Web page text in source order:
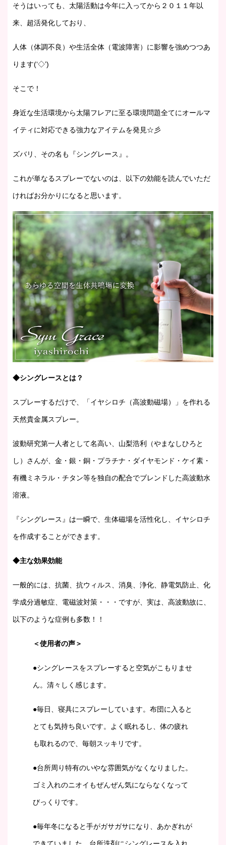
そうはいっても、太陽活動は今年に入ってから２０１１年以
来、超活発化しており、
人体（体調不良）や生活全体（電波障害）に影響を強めつつあ
ります(‘◇’)ゞ
そこで！
身近な生活環境から太陽フレアに至る環境問題全てにオールマ
イティに対応できる強力なアイテムを発見☆彡
ズバリ、その名も『シングレース』。
これが単なるスプレーでないのは、以下の効能を読んでいただ
ければお分かりになると思います。
◆シングレースとは？
スプレーするだけで、「イヤシロチ（高波動磁場）」を作れる
天然貴金属スプレー。
波動研究第一人者として名高い、山梨浩利（やまなしひろと
し）さんが、金・銀・銅・プラチナ・ダイヤモンド・ケイ素・
有機ミネラル・チタン等を独自の配合でブレンドした高波動水
溶液。
『シングレース』は一瞬で、生体磁場を活性化し、イヤシロチ
を作成することができます。
◆主な効果効能
一般的には、抗菌、抗ウィルス、消臭、浄化、静電気防止、化
学成分過敏症、電磁波対策・・・ですが、実は、高波動故に、
以下のような症例も多数！！
＜使用者の声＞
●シングレースをスプレーすると空気がこもりませ
ん。清々しく感じます。
●毎日、寝具にスプレーしています。布団に入ると
とても気持ち良いです。よく眠れるし、体の疲れ
も取れるので、毎朝スッキリです。
●台所周り特有のいやな雰囲気がなくなりました。
ゴミ入れのニオイもぜんぜん気にならなくなって
びっくりです。
●毎年冬になると手がガサガサになり、あかぎれが
できていました。台所洗剤にシングレースを入れ